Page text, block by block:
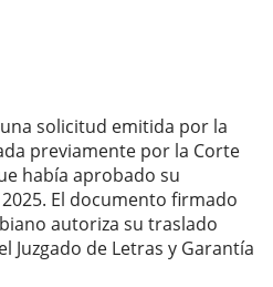
solicitud emitida por la
previamente por la Corte
había aprobado su
El documento firmado
autoriza su traslado
Juzgado de Letras y Garantía